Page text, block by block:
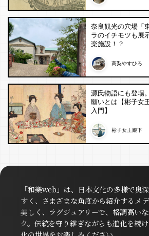
奈良観光の穴場「
ラのイチモツも展
楽施設！？
高梨やすひろ
源氏物語にも登場
願いとは【彬子女
入門】
彬子女王殿下
「和樂web」は、日本文化の多様で奥
すく、さまざまな角度から紹介するメデ
美しく、ラグジュアリーで、格調高い
ク。伝統を守り継ぎながらも進化を続